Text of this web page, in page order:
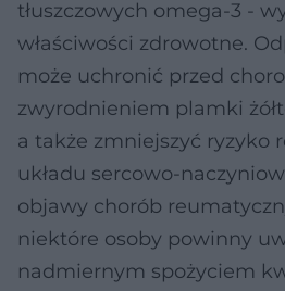
tłuszczowych omega-3 -
właściwości zdrowotne.
może uchronić przed
zwyrodnieniem plamki
a także zmniejszyć ryzyko
układu sercowo-
objawy chorób
niektóre osoby powinny
nadmiernym spożyciem